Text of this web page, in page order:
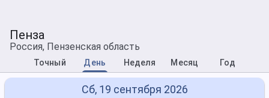
Пенза
Россия, Пензенская область
Точный День Неделя Месяц Год
Сб, 19 сентября 2026